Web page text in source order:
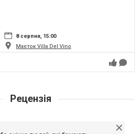
8 серпня, 15:00
Маєток Villa Del Vino
Рецензія